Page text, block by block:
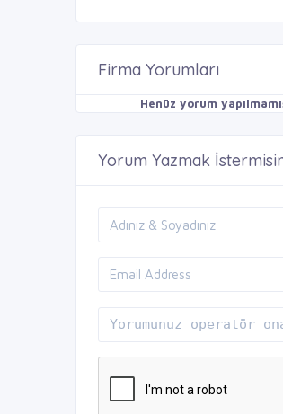
Firma Yorumları
Henüz yorum
Yorum Yazmak